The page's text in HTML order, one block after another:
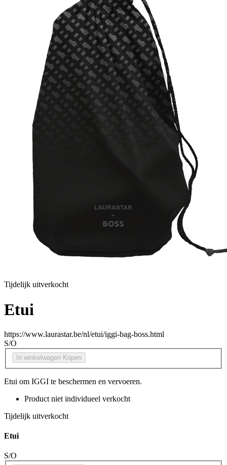
Tijdelijk uitverkocht
Etui
https://www.laurastar.be/nl/etui/iggi-bag-boss.html
S/O
In winkelwagen Kopen
Etui om IGGI te beschermen en vervoeren.
Product niet individueel verkocht
Tijdelijk uitverkocht
Etui
S/O